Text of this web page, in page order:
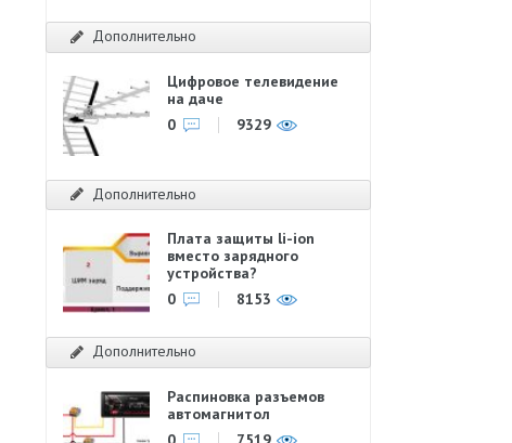
Дополнительно
Цифровое телевидение
на даче
0
9329
Дополнительно
Плата защиты li-ion
вместо зарядного
устройства?
0
8153
Дополнительно
Распиновка разъемов
автомагнитол